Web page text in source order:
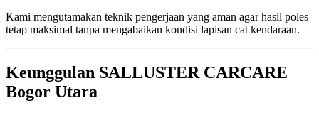
Kami mengutamakan teknik pengerjaan yang aman agar hasil poles
tetap maksimal tanpa mengabaikan kondisi lapisan cat kendaraan.
Keunggulan SALLUSTER CARCARE
Bogor Utara